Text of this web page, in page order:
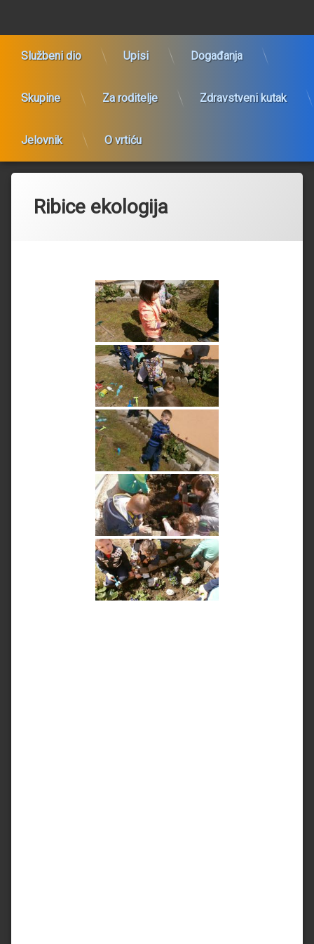
sadržaj
Službeni dio Upisi Događanja
Skupine Za roditelje Zdravstveni kutak
Jelovnik O vrtiću
Ribice ekologija